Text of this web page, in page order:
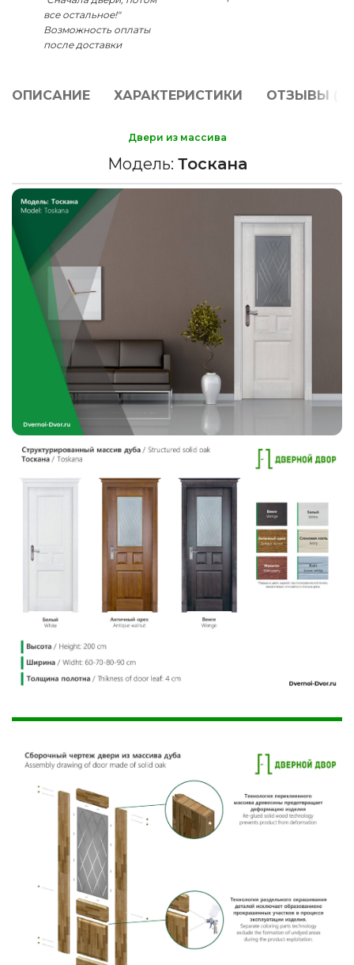
все остальное!"
Возможность оплаты
после доставки
ОПИСАНИЕ ХАРАКТЕРИСТИКИ ОТЗЫВЫ (0)
Двери из массива
Модель: Тоскана